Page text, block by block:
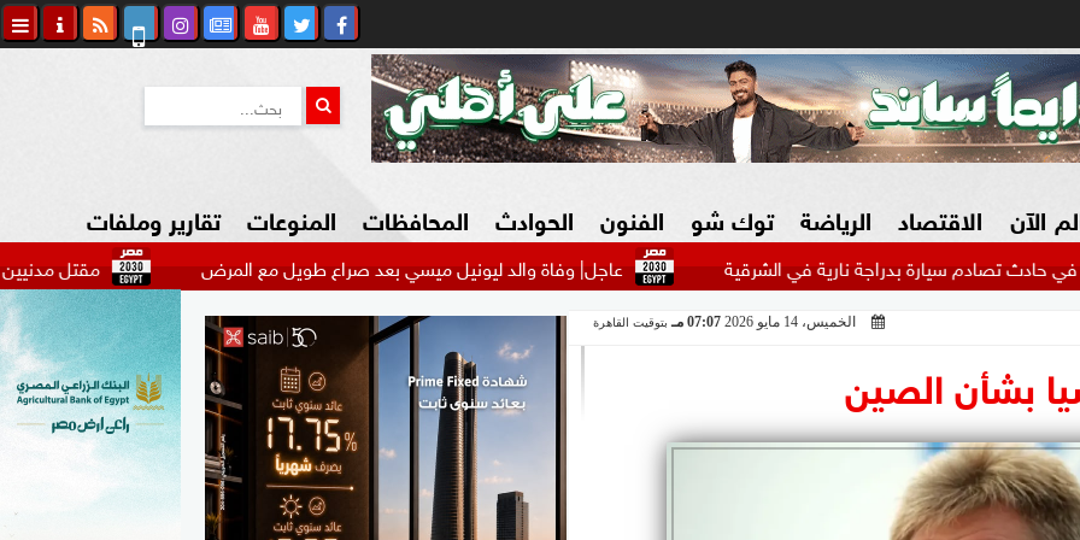
الآن الاقتصاد
الزراعة فى مصر
سوق العقارات
المسؤولية المجتمعية
الرياضة
بطولات أوروبية
توك شو الفنون الحوادث
شكاوي المواطن
المحافظات المنوعات
السياحة في مصر
التكنولوجيا
المرأة والأسرة
السيارات
تقارير وملفات
مقتل مدنيين في هجومين عاجل| وفاة والد ليونيل ميسي بعد صراع طويل مع المرض بدراجة نارية في الشرقية
الخميس، 14 مايو 2026 07:07 مـ بتوقيت القاهرة
بشأن الصين